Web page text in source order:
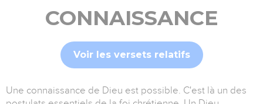
CONNAISSANCE
Voir les versets relatifs
Une connaissance de Dieu est possible. C'est là un des